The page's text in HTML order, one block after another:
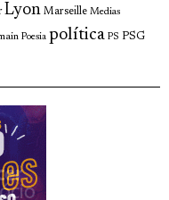
Lyon Marseille Medias
Poesia política PS PSG